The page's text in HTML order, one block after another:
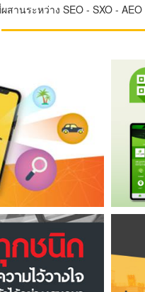
านระหว่าง SEO - SXO -